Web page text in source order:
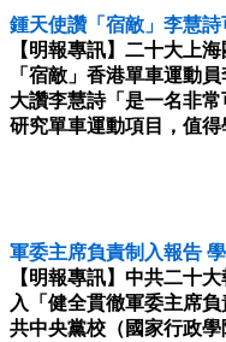
鍾天使讚「宿敵」李慧詩
【明報專訊】二十大上
「宿敵」香港單車運動
大讚李慧詩「是一名非
研究單車運動項目，值得
軍委主席負責制入報告
【明報專訊】中共二十
入「健全貫徹軍委主席
共中央黨校（國家行政